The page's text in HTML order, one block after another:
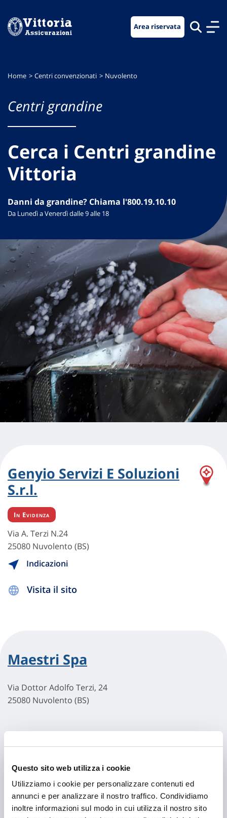
Questo sito web utilizza i cookie
Utilizziamo i cookie per personalizzare contenuti ed
annunci e per analizzare il nostro traffico. Condividiamo
inoltre informazioni sul modo in cui utilizza il nostro sito
menu
contenuto
footer
Area riservata
Home Centri convenzionati Nuvolento
Centri grandine
Cerca i Centri grandine
Vittoria
Danni da grandine? Chiama l'800.19.10.10
Da Lunedì a Venerdì dalle 9 alle 18
Genyio Servizi E Soluzioni
S.r.l.
In Evidenza
Via A. Terzi N.24
25080 Nuvolento (BS)
Indicazioni
Visita il sito
Maestri Spa
Via Dottor Adolfo Terzi, 24
25080 Nuvolento (BS)